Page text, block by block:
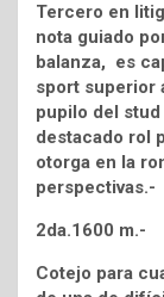
Tercero en
nota guiado
balanza, es
sport superior
pupilo del
destacado rol
otorga en la
perspectivas.-
2da.1600 m.-
Cotejo para